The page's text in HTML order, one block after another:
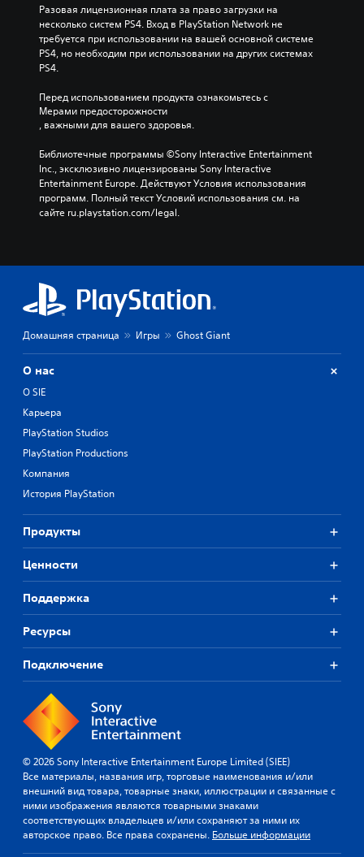
Разовая лицензионная плата за право загрузки на
несколько систем PS4. Вход в PlayStation Network не
требуется при использовании на вашей основной системе
PS4, но необходим при использовании на других системах
PS4.
Перед использованием продукта ознакомьтесь с
Мерами предосторожности
, важными для вашего здоровья.
Библиотечные программы ©Sony Interactive Entertainment
Inc., эксклюзивно лицензированы Sony Interactive
Entertainment Europe. Действуют Условия использования
программ. Полный текст Условий использования см. на
сайте ru.playstation.com/legal.
Домашняя страница Игры Ghost Giant
О нас
О SIE
Карьера
PlayStation Studios
PlayStation Productions
Компания
История PlayStation
Продукты
Ценности
Поддержка
Ресурсы
Подключение
© 2026 Sony Interactive Entertainment Europe Limited (SIEE)
Все материалы, названия игр, торговые наименования и/или
внешний вид товара, товарные знаки, иллюстрации и связанные с
ними изображения являются товарными знаками
соответствующих владельцев и/или сохраняют за ними их
авторское право. Все права сохранены. Больше информации